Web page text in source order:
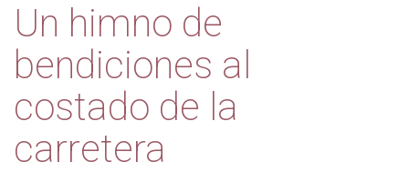
Un himno de
bendiciones al
costado de la
carretera